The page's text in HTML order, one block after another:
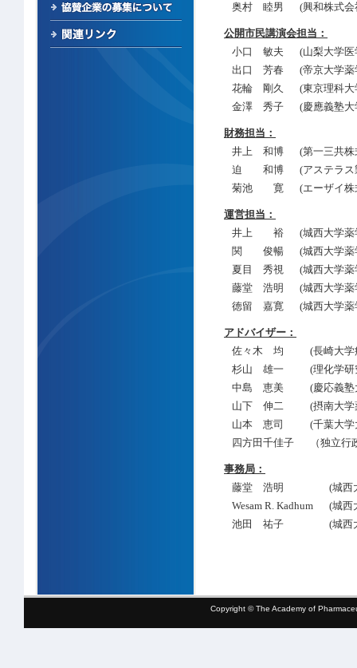
奥村 睦男
(興和株式
公開市民講演会担当：
小口 敏夫
(山梨大学
出口 芳春
(帝京大学薬
花輪 剛久
(東京理科
金澤 秀子
(慶應義塾
財務担当：
井上 和博
(第一三共
迫 和博
(アステラ
菊池 寛
(エーザイ
運営担当：
井上 裕
(城西大学薬
関 俊暢
(城西大学薬
夏目 秀視
(城西大学薬
藤堂 浩明
(城西大学薬
徳留 嘉寛
(城西大学薬
アドバイザー：
佐々木 均
(長崎大
杉山 雄一
(理化学
中島 恵美
(慶応義
山下 伸二
(摂南大
山本 恵司
(千葉大
四方田千佳子
（独立
事務局：
藤堂 浩明
(城西
Wesam R. Kadhum
(城西
池田 祐子
(城西
Copyright © The Academy of